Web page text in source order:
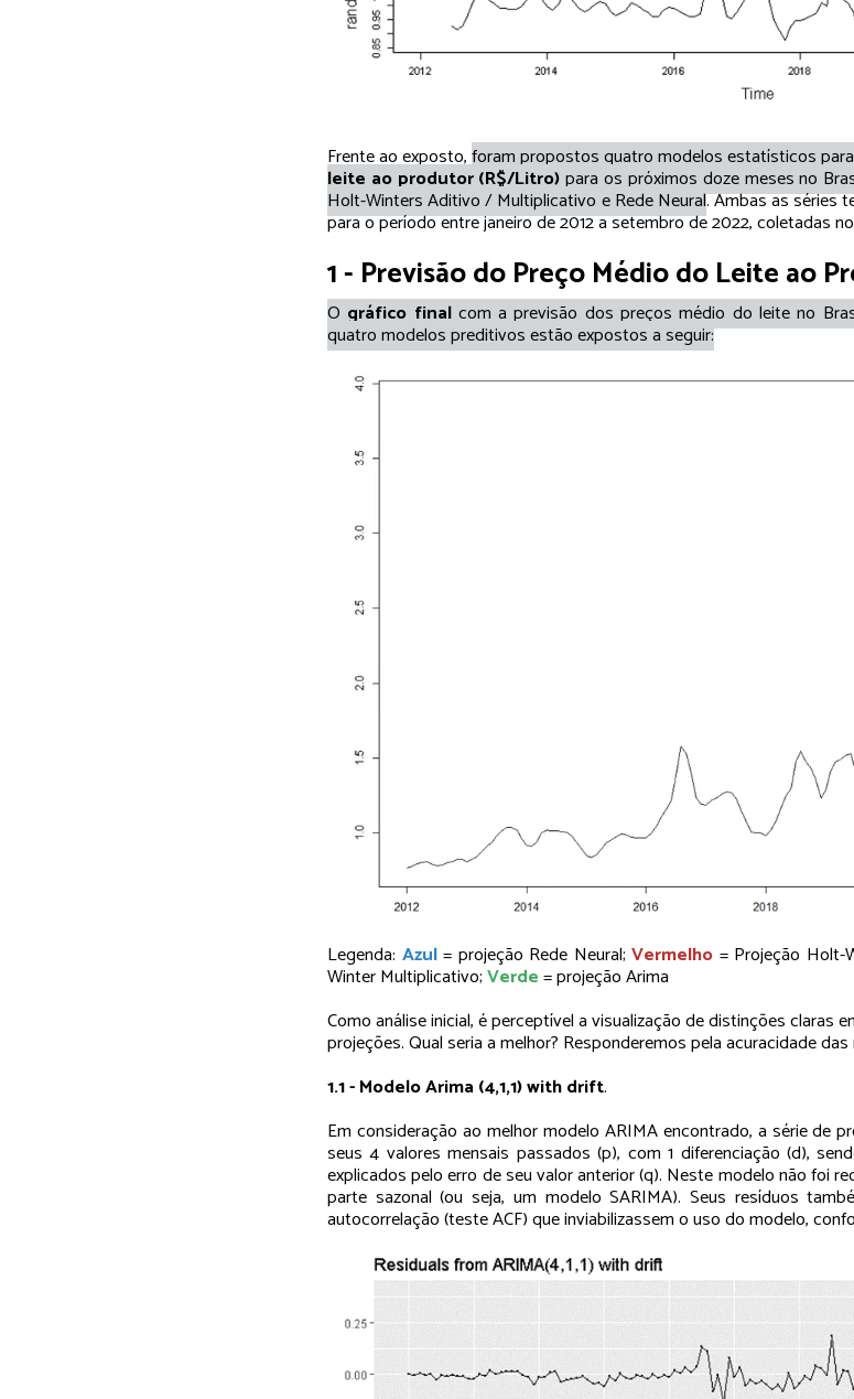
Frente ao exposto,foram propostos quatro modelos estatísticos
leite ao produtor (R$/Litro)para os próximos doze meses no
Holt-Winters Aditivo / Multiplicativo e Rede Neural. Ambas as séries
para o período entre janeiro de 2012 a setembro de 2022, coletadas
1 - Previsão do Preço Médio do Leite ao
O gráfico finalcom a previsão dos preços médio do leite no
quatro modelos preditivos estão expostos a seguir:
Legenda: Azul= projeção Rede Neural; Vermelho = Projeção Holt-
Winter Multiplicativo;Verde= projeção Arima
Como análise inicial, é perceptível a visualização de distinções claras
projeções. Qual seria a melhor? Responderemos pela acuracidade
1.1 - Modelo Arima (4,1,1) with drift.
Em consideração ao melhor modelo ARIMA encontrado, a série de
seus 4 valores mensais passados (p), com 1 diferenciação (d),
explicados pelo erro de seu valor anterior (q). Neste modelo não foi
parte sazonal (ou seja, um modelo SARIMA). Seus resíduos
autocorrelação (teste ACF) que inviabilizassem o uso do modelo,